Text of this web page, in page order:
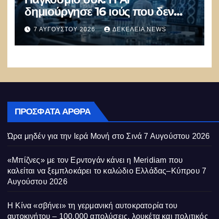
δημιούργησε 16 ιούς που δεν
υπάρχουν στη φύση –
Συναγερμός: Ο εφιάλτης μόλις
άρχισε
7 ΑΥΓΟΎΣΤΟΥ 2026 ΔΕΚΈΛΕΙΑ NEWS
ΠΡΌΣΦΑΤΑ ΆΡΘΡΑ
Ώρα μηδέν για την Ιερά Μονή στο Σινά 7 Αυγούστου 2026
«Μπίζνες» με τον Ερντογάν κάνει η Meridiam που
καλείται να ξεμπλοκάρει το καλώδιο Ελλάδας–Κύπρου 7
Αυγούστου 2026
Η Κίνα «σβήνει» τη γερμανική αυτοκρατορία του
αυτοκινήτου – 100.000 απολύσεις, λουκέτα και πολιτικός